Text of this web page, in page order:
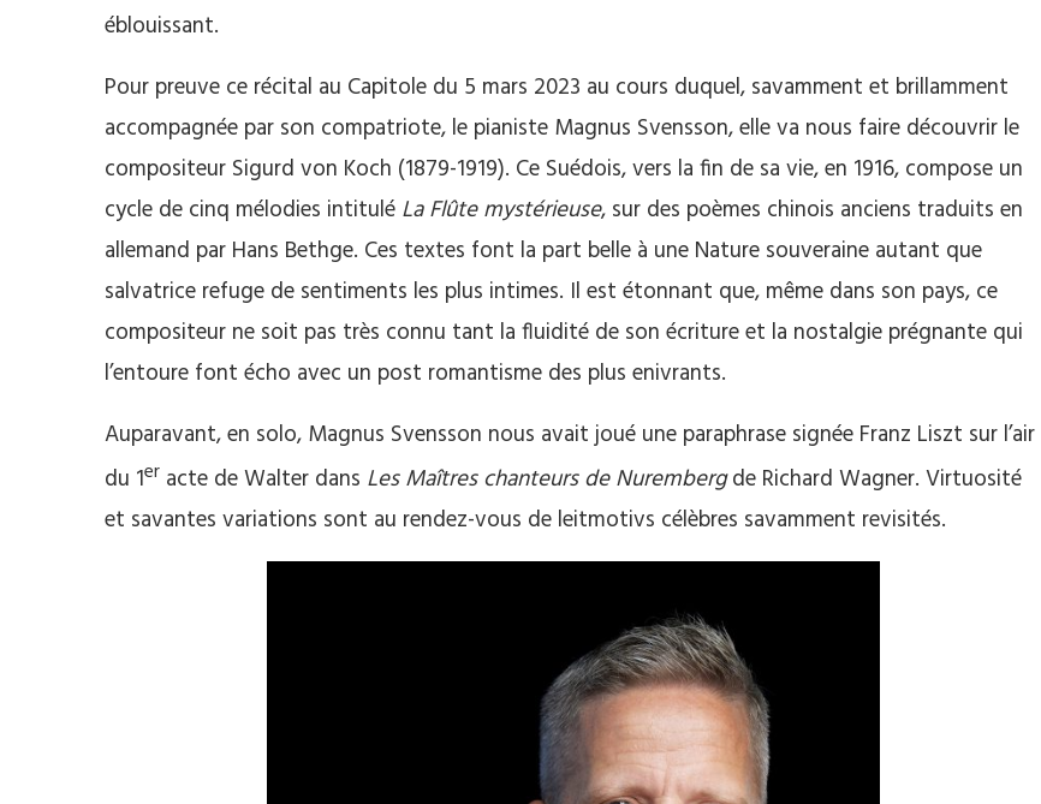
éblouissant.
Pour preuve ce récital au Capitole du 5 mars 2023 au cours duquel, savamment et brillamment
accompagnée par son compatriote, le pianiste Magnus Svensson, elle va nous faire découvrir le
compositeur Sigurd von Koch (1879-1919). Ce Suédois, vers la fin de sa vie, en 1916, compose un
cycle de cinq mélodies intitulé La Flûte mystérieuse, sur des poèmes chinois anciens traduits en
allemand par Hans Bethge. Ces textes font la part belle à une Nature souveraine autant que
salvatrice refuge de sentiments les plus intimes. Il est étonnant que, même dans son pays, ce
compositeur ne soit pas très connu tant la fluidité de son écriture et la nostalgie prégnante qui
l’entoure font écho avec un post romantisme des plus enivrants.
Auparavant, en solo, Magnus Svensson nous avait joué une paraphrase signée Franz Liszt sur l’air
du 1er acte de Walter dans Les Maîtres chanteurs de Nurembergde Richard Wagner. Virtuosité
et savantes variations sont au rendez-vous de leitmotivs célèbres savamment revisités.